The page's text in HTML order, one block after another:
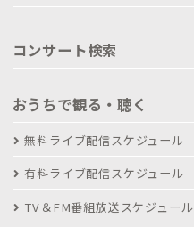
コンサート検索
おうちで観る・聴く
無料ライブ配信スケジュール
有料ライブ配信スケジュール
TV＆FM番組放送スケジュール